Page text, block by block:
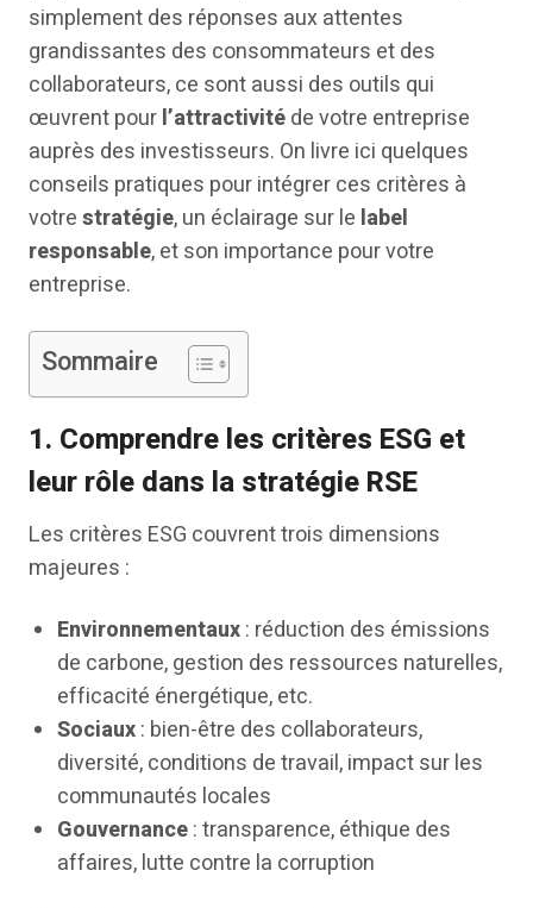
simplement des réponses aux attentes
grandissantes des consommateurs et des
collaborateurs, ce sont aussi des outils qui
œuvrent pourl’attractivitéde votre entreprise
auprès des investisseurs. On livre ici quelques
conseils pratiques pour intégrer ces critères à
votrestratégie, un éclairage sur le label
responsable, et son importance pour votre
entreprise.
Sommaire
1. Comprendre les critères ESG et
leur rôle dans la stratégie RSE
Les critères ESG couvrent trois dimensions
majeures :
Environnementaux: réduction des émissions
de carbone, gestion des ressources naturelles,
efficacité énergétique, etc.
Sociaux: bien-être des collaborateurs,
diversité, conditions de travail, impact sur les
communautés locales
Gouvernance: transparence, éthique des
affaires, lutte contre la corruption